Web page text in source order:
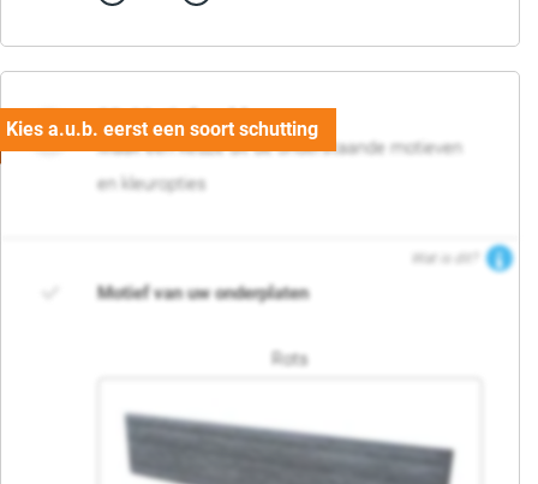
02. Motief en kleur
Maak een keuze uit de onderstaande motieven
en kleuropties
Wat is dit?
Motief van uw onderplaten
Rots